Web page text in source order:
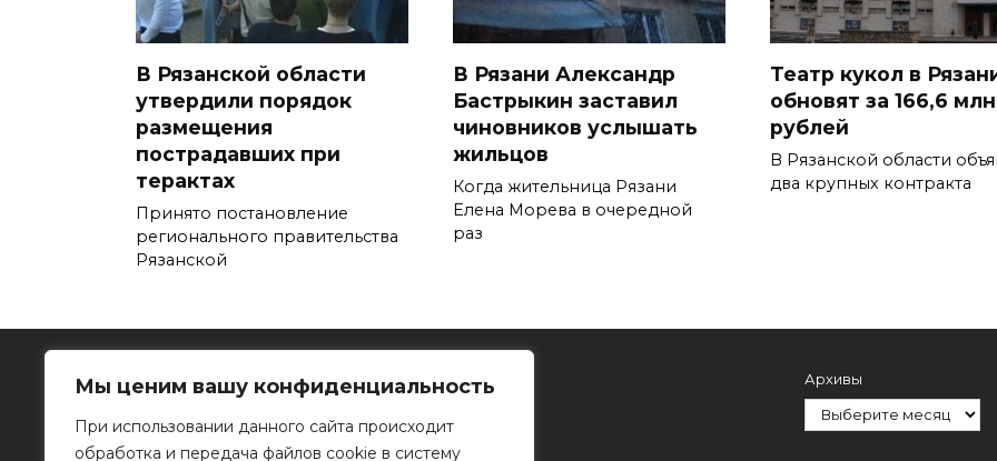
Мы ценим вашу конфиденциальность
При использовании данного сайта происходит
обработка и передача файлов cookie в систему
В Рязанской области
утвердили порядок
размещения
пострадавших при
терактах
Принято постановление
регионального правительства
Рязанской
В Рязани Александр
Бастрыкин заставил
чиновников услышать
жильцов
Когда жительница Рязани
Елена Морева в очередной
раз
Театр кукол в
обновят за 166,6 млн
рублей
В Рязанской области
два крупных контракта
Архивы